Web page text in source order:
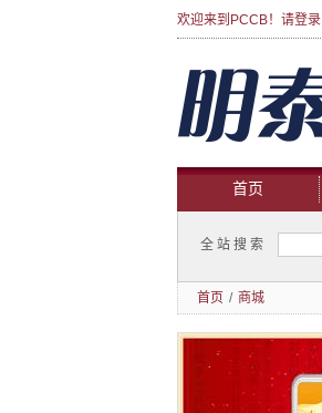
欢迎来到PCCB！请登录
首页
全站搜索
首页 / 商城